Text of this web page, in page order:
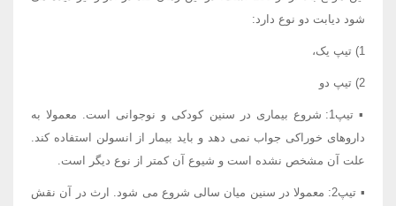
شود دیابت دو نوع دارد:
1) تیپ یک،
2) تیپ دو
▪ تیپ1: شروع بیماری در سنین کودکی و نوجوانی است. معمولا به
داروهای خوراکی جواب نمی دهد و باید بیمار از انسولن استفاده کند.
علت آن مشخص نشده است و شیوع آن کمتر از نوع دیگر است.
▪ تیپ2: معمولا در سنین میان سالی شروع می شود. ارث در آن نقش